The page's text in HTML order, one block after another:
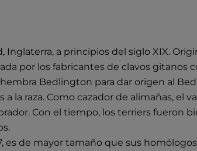
a principios del siglo XIX.
por los fabricantes de clavos gitanos
Bedlington para dar origen al
raza. Como cazador de alimañas, el
Con el tiempo, los terriers fueron
es de mayor tamaño que sus